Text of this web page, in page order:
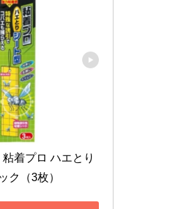
着プロ ハエとり
ク（3枚）